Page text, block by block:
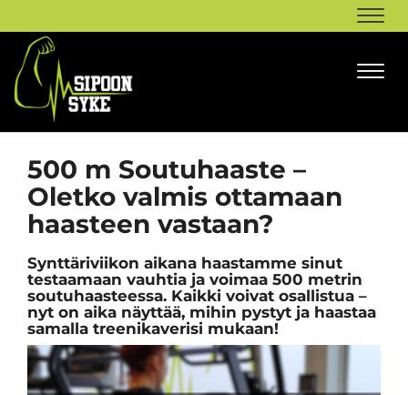
500 m Soutuhaaste –
Oletko valmis ottamaan
haasteen vastaan?
Synttäriviikon aikana haastamme sinut
testaamaan vauhtia ja voimaa 500 metrin
soutuhaasteessa. Kaikki voivat osallistua –
nyt on aika näyttää, mihin pystyt ja haastaa
samalla treenikaverisi mukaan!